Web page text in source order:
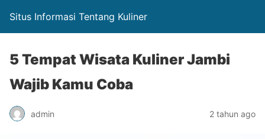
Situs Informasi Tentang Kuliner
5 Tempat Wisata Kuliner Jambi
Wajib Kamu Coba
admin 2 tahun ago